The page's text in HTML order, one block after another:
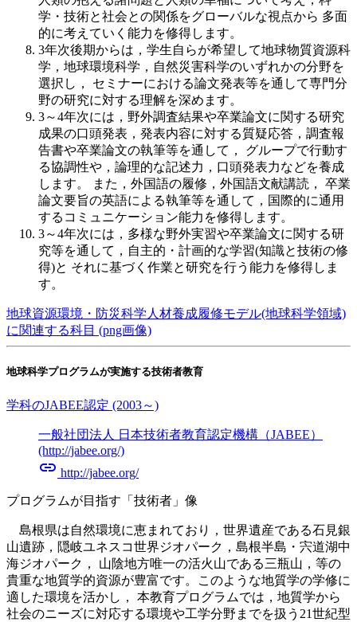
学・技術と社会との関係をグローバルな視点から 多面
的に考えていく能力を修得します。
3年次後期からは，学生自らが希望して地球物質資源科
学，地球環境科学，自然災害科学のいずれかの分野を
選択し， セミナーにおける論文発表等を通して専門分
野の研究に対する理解を深めます。
3～4年次には，野外調査結果や卒業論文に関する研究
成果の口頭発表，発表内容に対する質疑応答，調査報
告書や卒業論文の執筆等を通して， グループで行動す
る協調性や，論理的な記述力，口頭発表力などを養成
します。 また，外国語の履修，外国語文献講読， 卒業
論文要旨の英語による執筆等を通して，国際的に通用
するコミュニケーション能力を修得します。
3～4年次には，多様な野外実習や卒業論文に関する研
究等を通して，自主的・計画的な学習(知識と技術の修
得)と それに基づく作業と研究を行う能力を修得しま
す。
地球資源環境・防災科学人材養成履修モデル(地球科学領域)
に関連する科目 (png画像)
地球科学プログラムが実施する技術者教育
学科のJABEE認定 (2003～)
一般社団法人 日本技術者教育認定機構（JABEE）
(http://jabee.org/)
link http://jabee.org/
プログラムが目指す「技術者」像
島根県は自然環境に恵まれており，世界遺産である石見銀
山遺跡，隠岐ユネスコ世界ジオパーク，島根半島・宍道湖中
海ジオパーク， 山陰地方唯一の活火山である三瓶山，等の
貴重な地質学的資源が豊富です。このような地質学の学修に
適した環境を活かし， 本教育プログラムでは，地質学から
社会のニーズに対応する環境や工学分野までを扱う21世紀型